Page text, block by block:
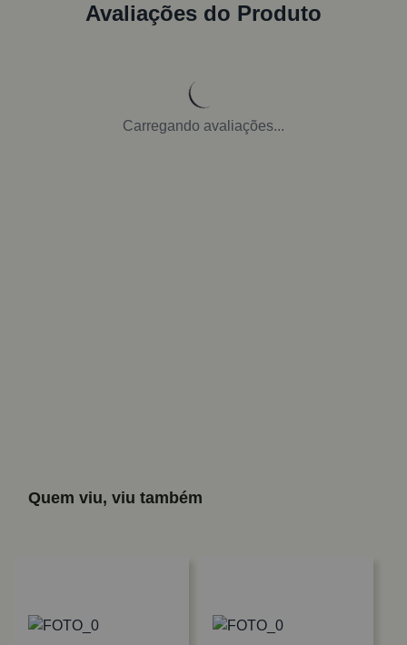
Avaliações do Produto
Carregando avaliações...
Quem viu, viu também